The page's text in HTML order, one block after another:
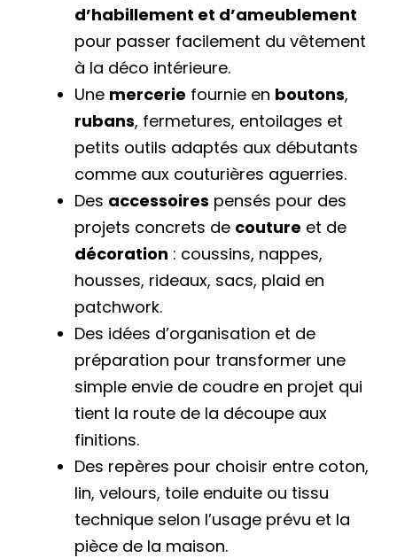
d’habillement et d’ameublement
pour passer facilement du vêtement
à la déco intérieure.
Une mercerie fournie en boutons,
rubans, fermetures, entoilages et
petits outils adaptés aux débutants
comme aux couturières aguerries.
Des accessoires pensés pour des
projets concrets de couture et de
décoration : coussins, nappes,
housses, rideaux, sacs, plaid en
patchwork.
Des idées d’organisation et de
préparation pour transformer une
simple envie de coudre en projet qui
tient la route de la découpe aux
finitions.
Des repères pour choisir entre coton,
lin, velours, toile enduite ou tissu
technique selon l’usage prévu et la
pièce de la maison.